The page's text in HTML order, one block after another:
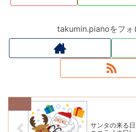
takumin.pianoをフォ
サンタの来る